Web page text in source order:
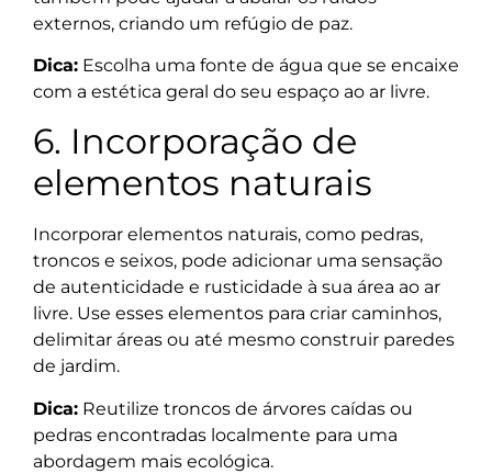
externos, criando um refúgio de paz.
Dica: Escolha uma fonte de água que se encaixe
com a estética geral do seu espaço ao ar livre.
6. Incorporação de
elementos naturais
Incorporar elementos naturais, como pedras,
troncos e seixos, pode adicionar uma sensação
de autenticidade e rusticidade à sua área ao ar
livre. Use esses elementos para criar caminhos,
delimitar áreas ou até mesmo construir paredes
de jardim.
Dica: Reutilize troncos de árvores caídas ou
pedras encontradas localmente para uma
abordagem mais ecológica.